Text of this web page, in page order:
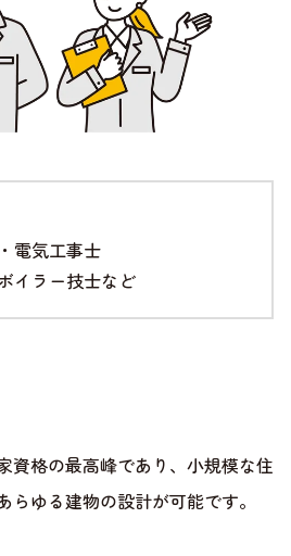
電気工事士
イラー技士など
資格の最高峰であり、小規模な住
ゆる建物の設計が可能です。